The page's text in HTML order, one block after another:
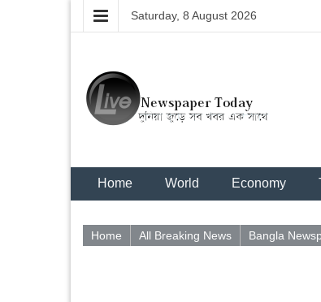
Saturday, 8 August 2026
Home World Economy
Home All Breaking News Bangla